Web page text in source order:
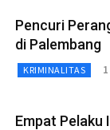
Pencuri
di Palembang
KRIMINALITAS
Empat Pelaku